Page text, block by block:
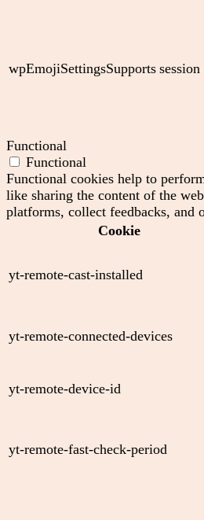
wpEmojiSettingsSupports session
Functional
Functional
Functional cookies help to
like sharing the content of the
platforms, collect feedbacks, and
Cookie
yt-remote-cast-installed
yt-remote-connected-devices
yt-remote-device-id
yt-remote-fast-check-period